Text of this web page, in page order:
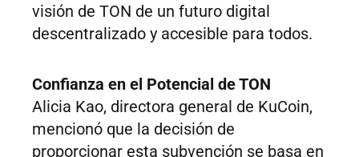
visión de TON de un futuro digital
descentralizado y accesible para todos.
Confianza en el Potencial de TON
Alicia Kao, directora general de KuCoin,
mencionó que la decisión de
proporcionar esta subvención se basa en